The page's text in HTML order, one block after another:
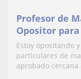
Profesor de
Opositor para
Estoy opositando
particulares de
aprobado cercana